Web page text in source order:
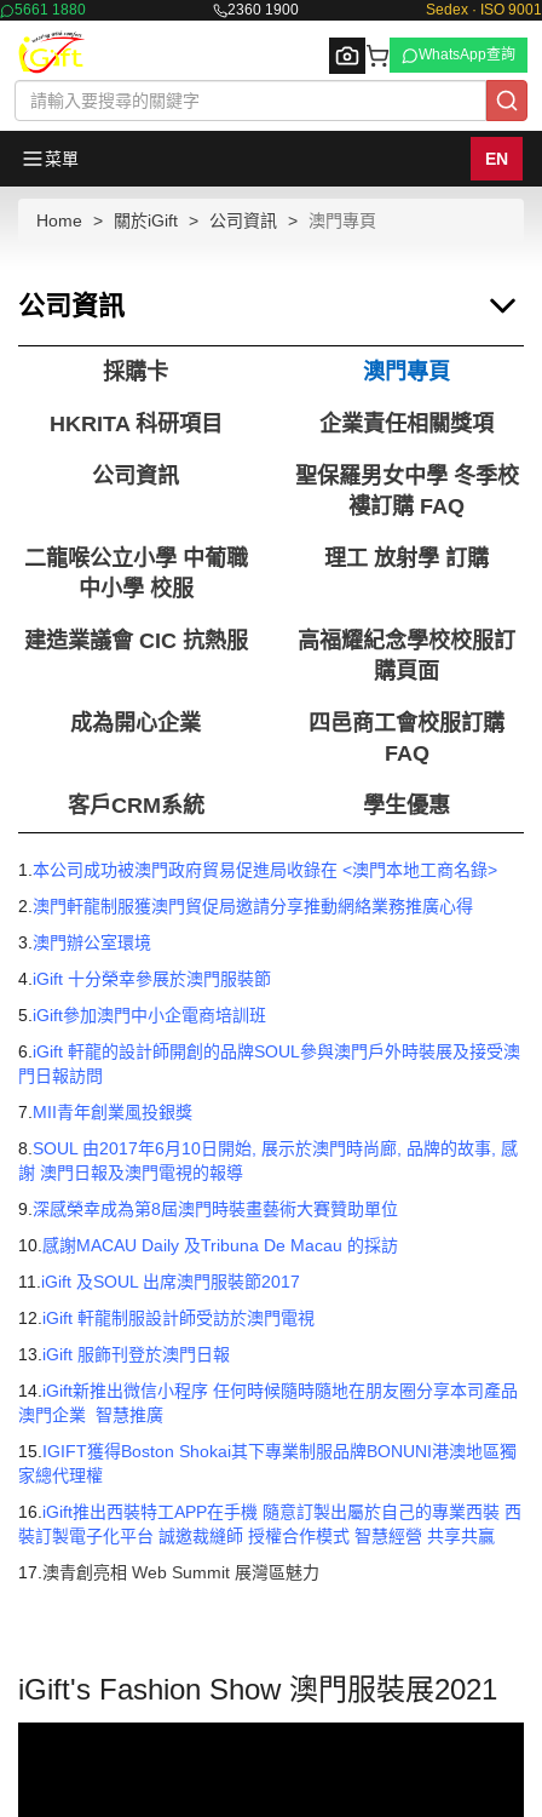
5661 1880 2360 1900 Sedex · ISO 9001
Browse
WhatsApp查詢
菜單 EN
Home 關於iGift 公司資訊 澳門專頁
公司資訊
採購卡 澳門專頁
HKRITA 科研項目 企業責任相關獎項
公司資訊
聖保羅男女中學 冬季校
褸訂購 FAQ
二龍喉公立小學 中葡職
中小學 校服
理工 放射學 訂購
建造業議會 CIC 抗熱服
高福耀紀念學校校服訂
購頁面
成為開心企業
四邑商工會校服訂購
FAQ
客戶CRM系統 學生優惠
1. 本公司成功被澳門政府貿易促進局收錄在 <澳門本地工商名錄>
2. 澳門軒龍制服獲澳門貿促局邀請分享推動網絡業務推廣心得
3. 澳門辦公室環境
4. iGift 十分榮幸參展於澳門服裝節
5. iGift參加澳門中小企電商培訓班
6. iGift 軒龍的設計師開創的品牌SOUL參與澳門戶外時裝展及接受澳
門日報訪問
7. MII青年創業風投銀獎
8. SOUL 由2017年6月10日開始, 展示於澳門時尚廊, 品牌的故事, 感
謝 澳門日報及澳門電視的報導
9. 深感榮幸成為第8屆澳門時裝畫藝術大賽贊助單位
10. 感謝MACAU Daily 及Tribuna De Macau 的採訪
11. iGift 及SOUL 出席澳門服裝節2017
12. iGift 軒龍制服設計師受訪於澳門電視
13. iGift 服飾刊登於澳門日報
14. iGift新推出微信小程序 任何時候隨時隨地在朋友圈分享本司產品
澳門企業 智慧推廣
15. IGIFT獲得Boston Shokai其下專業制服品牌BONUNI港澳地區獨
家總代理權
16. iGift推出西裝特工APP在手機 隨意訂製出屬於自己的專業西裝 西
裝訂製電子化平台 誠邀裁縫師 授權合作模式 智慧經營 共享共贏
17. 澳青創亮相 Web Summit 展灣區魅力
iGift's Fashion Show 澳門服裝展2021